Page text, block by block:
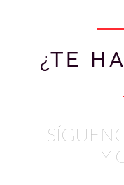
¿TE
Y